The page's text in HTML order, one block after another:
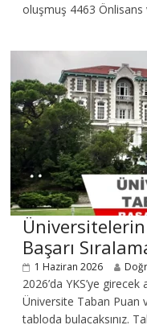
oluşmuş 4463 Önlisans
Başarı
1 Haziran 2026
2026’da YKS’ye
Üniversite Taban Puan
tabloda bulacaksınız.